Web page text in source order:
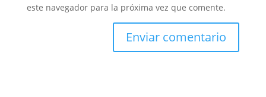
este navegador para la próxima vez que comente.